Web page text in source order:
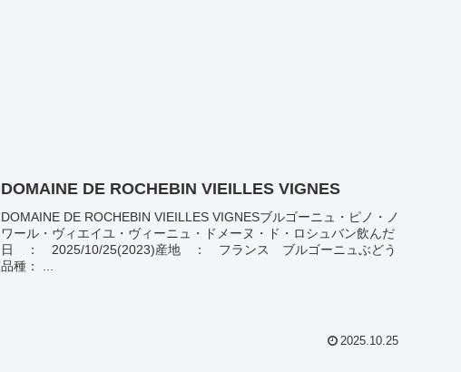
DOMAINE DE ROCHEBIN VIEILLES VIGNES
DOMAINE DE ROCHEBIN VIEILLES VIGNESブルゴーニュ・ピノ・ノ
ワール・ヴィエイユ・ヴィーニュ・ドメーヌ・ド・ロシュバン飲んだ
日 ： 2025/10/25(2023)産地 ： フランス ブルゴーニュぶどう
品種： ...
2025.10.25